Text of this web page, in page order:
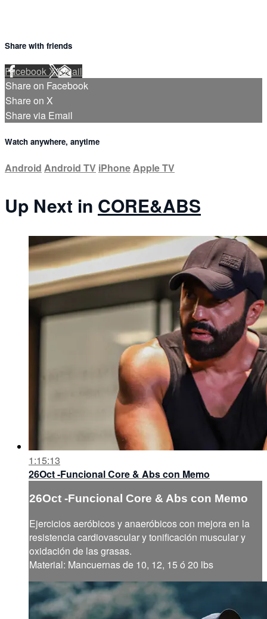
Share with friends
FacebookXEmail
Share on Facebook
Share on X
Share via Email
Watch anywhere, anytime
Android Android TV iPhoneApple TV
Up Next in CORE&ABS
1:15:13
26Oct -Funcional Core & Abs con Memo
26Oct -Funcional Core & Abs con Memo
Ejercicios aeróbicos y anaeróbicos con mejora en la
resistencia cardiovascular y tonificación muscular y
oxidación de las grasas.
Material: Mancuernas de 10, 12, 15 ó 20 lbs